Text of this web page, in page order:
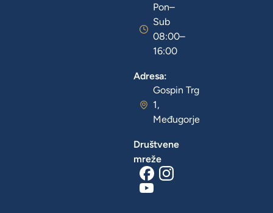
Pon–
Sub
08:00–
16:00
Adresa:
Gospin Trg
1,
Međugorje
Društvene
mreže